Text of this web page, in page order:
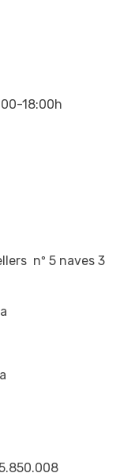
18:00h
nº 5 naves 3